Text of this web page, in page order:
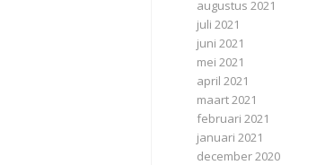
augustus 2021
juli 2021
juni 2021
mei 2021
april 2021
maart 2021
februari 2021
januari 2021
december 2020